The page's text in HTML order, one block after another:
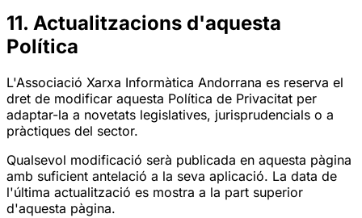
11. Actualitzacions d'aquesta
Política
L'Associació Xarxa Informàtica Andorrana es reserva el
dret de modificar aquesta Política de Privacitat per
adaptar-la a novetats legislatives, jurisprudencials o a
pràctiques del sector.
Qualsevol modificació serà publicada en aquesta pàgina
amb suficient antelació a la seva aplicació. La data de
l'última actualització es mostra a la part superior
d'aquesta pàgina.